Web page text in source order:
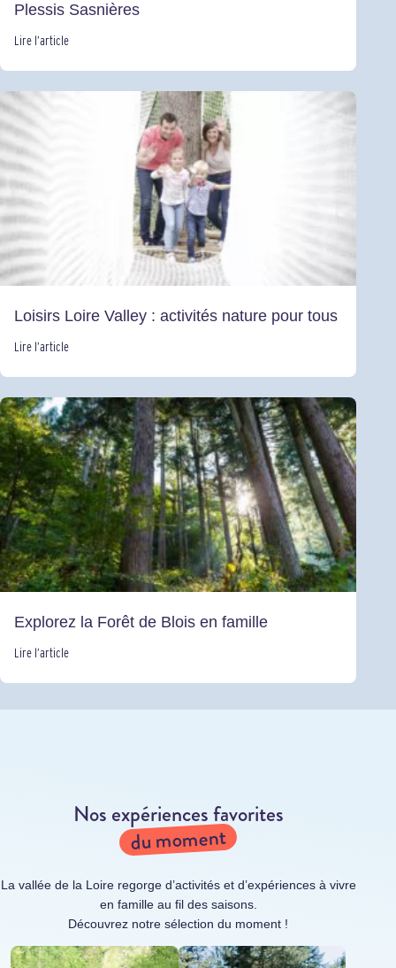
Plessis Sasnières
Lire l’article
Loisirs Loire Valley : activités nature pour tous
Lire l’article
Explorez la Forêt de Blois en famille
Lire l’article
Nos expériences favorites
du moment
La vallée de la Loire regorge d’activités et d’expériences à vivre
en famille au fil des saisons.
Découvrez notre sélection du moment !